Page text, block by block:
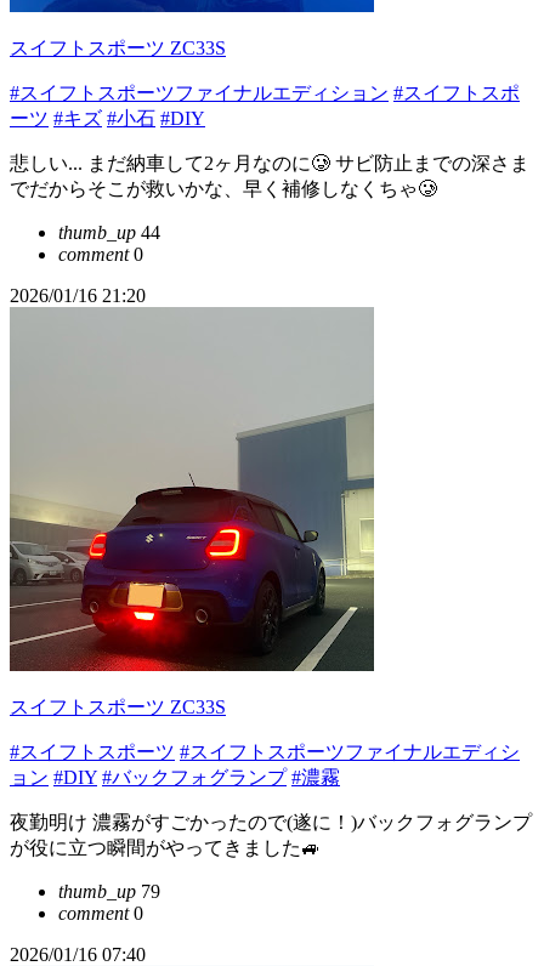
スイフトスポーツ ZC33S
#スイフトスポーツファイナルエディション #スイフトスポ
ーツ #キズ #小石 #DIY
悲しい... まだ納車して2ヶ月なのに🥲 サビ防止までの深さま
でだからそこが救いかな、早く補修しなくちゃ🥲
thumb_up 44
comment0
2026/01/16 21:20
スイフトスポーツ ZC33S
#スイフトスポーツ #スイフトスポーツファイナルエディシ
ョン #DIY #バックフォグランプ #濃霧
夜勤明け 濃霧がすごかったので(遂に！)バックフォグランプ
が役に立つ瞬間がやってきました🚙
thumb_up 79
comment0
2026/01/16 07:40